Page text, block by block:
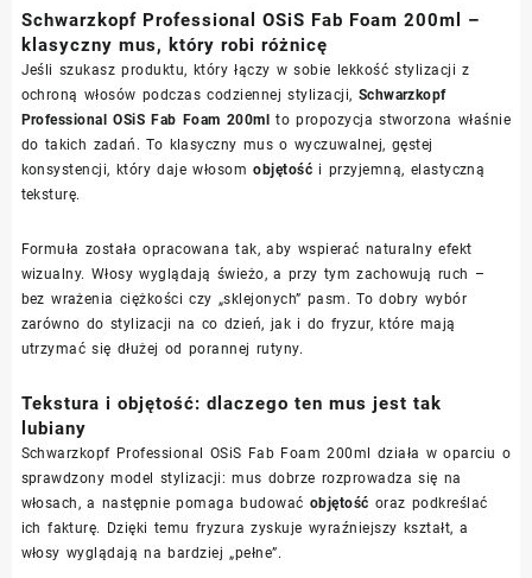
Schwarzkopf Professional OSiS Fab Foam 200ml –
klasyczny mus, który robi różnicę
Jeśli szukasz produktu, który łączy w sobie lekkość stylizacji z
ochroną włosów podczas codziennej stylizacji, Schwarzkopf
Professional OSiS Fab Foam 200ml to propozycja stworzona właśnie
do takich zadań. To klasyczny mus o wyczuwalnej, gęstej
konsystencji, który daje włosomobjętość i przyjemną, elastyczną
teksturę.
Formuła została opracowana tak, aby wspierać naturalny efekt
wizualny. Włosy wyglądają świeżo, a przy tym zachowują ruch –
bez wrażenia ciężkości czy „sklejonych” pasm. To dobry wybór
zarówno do stylizacji na co dzień, jak i do fryzur, które mają
utrzymać się dłużej od porannej rutyny.
Tekstura i objętość: dlaczego ten mus jest tak
lubiany
Schwarzkopf Professional OSiS Fab Foam 200ml działa w oparciu o
sprawdzony model stylizacji: mus dobrze rozprowadza się na
włosach, a następnie pomaga budować objętość oraz podkreślać
ich fakturę. Dzięki temu fryzura zyskuje wyraźniejszy kształt, a
włosy wyglądają na bardziej „pełne”.